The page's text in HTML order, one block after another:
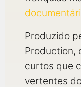
Produzido
Production,
curtos que
vertentes
acessar informações
trailers e muito mais.